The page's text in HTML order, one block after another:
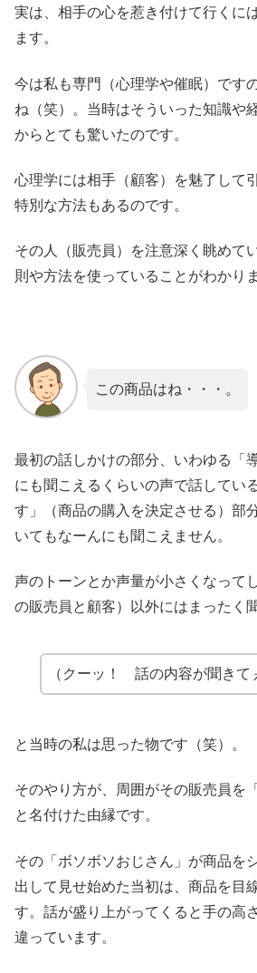
実は、相手の心を惹き付けて行くに
ます。
今は私も専門（心理学や催眠）です
ね（笑）。当時はそういった知識や
からとても驚いたのです。
心理学には相手（顧客）を魅了して
特別な方法もあるのです。
その人（販売員）を注意深く眺めて
則や方法を使っていることがわかり
この商品はね・・・。
最初の話しかけの部分、いわゆる「
にも聞こえるくらいの声で話してい
す」（商品の購入を決定させる）部
いてもなーんにも聞こえません。
声のトーンとか声量が小さくなって
の販売員と顧客）以外にはまったく
（クーッ！ 話の内容が聞きて
と当時の私は思った物です（笑）。
そのやり方が、周囲がその販売員を
と名付けた由縁です。
その「ボソボソおじさん」が商品を
出して見せ始めた当初は、商品を目
す。話が盛り上がってくると手の高
違っています。